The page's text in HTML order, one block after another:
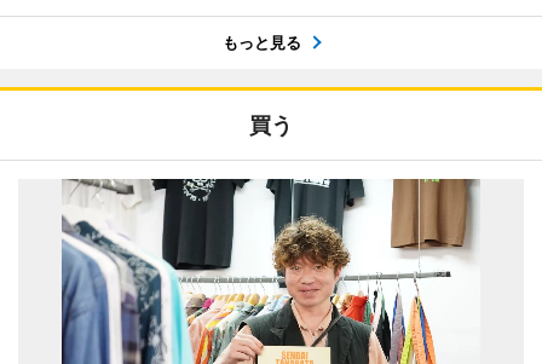
もっと見る
買う